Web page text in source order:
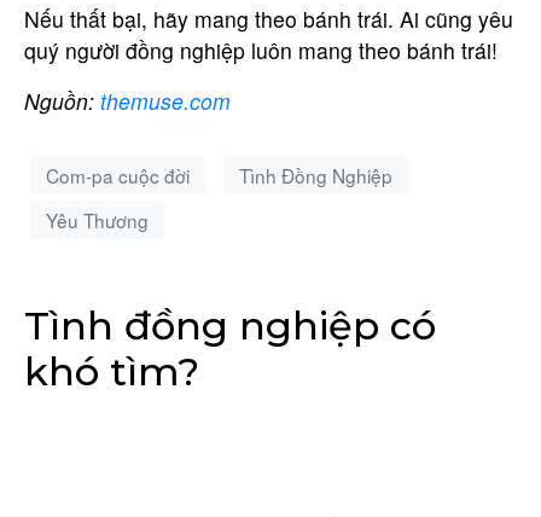
Nếu thất bại, hãy mang theo bánh trái. Ai cũng yêu
quý người đồng nghiệp luôn mang theo bánh trái!
Nguồn: themuse.com
Com-pa cuộc đời
Tình Đồng Nghiệp
Yêu Thương
Tình đồng nghiệp có
khó tìm?